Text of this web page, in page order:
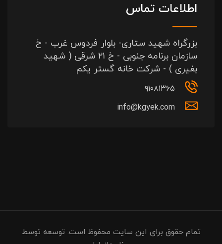
اطلاعات تماس
بزرگراه شهید ستاری- بلوار فردوس غرب - خ
سازمان برنامه جنوبی - خ ۲۱ شرقی ( شهید
بغیری ) - شرکت خانه گستر یکم
۹۱۰۸۱۳۶۵
info@kgyek.com
تمام حقوق برای این سایت محفوظ است. توسعه توسط